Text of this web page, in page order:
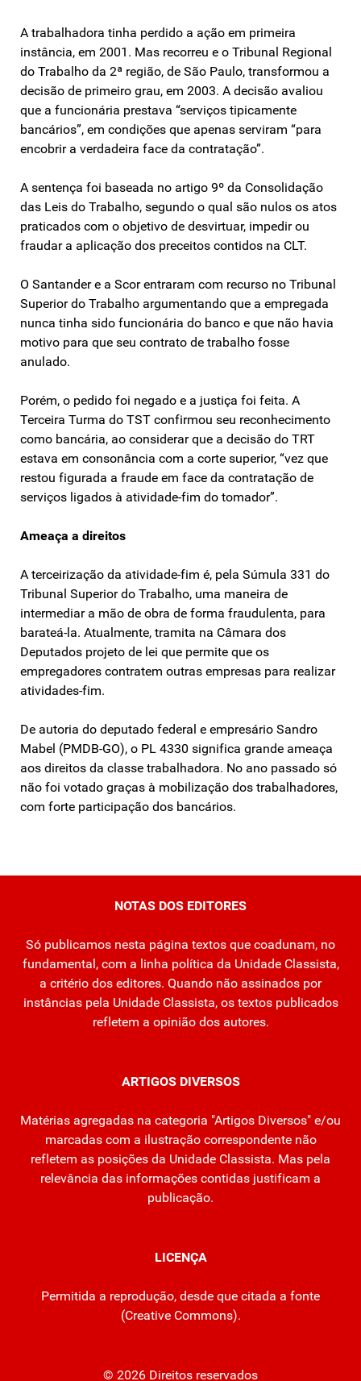
A trabalhadora tinha perdido a ação em primeira
instância, em 2001. Mas recorreu e o Tribunal Regional
do Trabalho da 2ª região, de São Paulo, transformou a
decisão de primeiro grau, em 2003. A decisão avaliou
que a funcionária prestava “serviços tipicamente
bancários”, em condições que apenas serviram “para
encobrir a verdadeira face da contratação”.
A sentença foi baseada no artigo 9º da Consolidação
das Leis do Trabalho, segundo o qual são nulos os atos
praticados com o objetivo de desvirtuar, impedir ou
fraudar a aplicação dos preceitos contidos na CLT.
O Santander e a Scor entraram com recurso no Tribunal
Superior do Trabalho argumentando que a empregada
nunca tinha sido funcionária do banco e que não havia
motivo para que seu contrato de trabalho fosse
anulado.
Porém, o pedido foi negado e a justiça foi feita. A
Terceira Turma do TST confirmou seu reconhecimento
como bancária, ao considerar que a decisão do TRT
estava em consonância com a corte superior, “vez que
restou figurada a fraude em face da contratação de
serviços ligados à atividade-fim do tomador”.
Ameaça a direitos
A terceirização da atividade-fim é, pela Súmula 331 do
Tribunal Superior do Trabalho, uma maneira de
intermediar a mão de obra de forma fraudulenta, para
barateá-la. Atualmente, tramita na Câmara dos
Deputados projeto de lei que permite que os
empregadores contratem outras empresas para realizar
atividades-fim.
De autoria do deputado federal e empresário Sandro
Mabel (PMDB-GO), o PL 4330 significa grande ameaça
aos direitos da classe trabalhadora. No ano passado só
não foi votado graças à mobilização dos trabalhadores,
com forte participação dos bancários.
NOTAS DOS EDITORES
Só publicamos nesta página textos que coadunam, no
fundamental, com a linha política da Unidade Classista,
a critério dos editores. Quando não assinados por
instâncias pela Unidade Classista, os textos publicados
refletem a opinião dos autores.
ARTIGOS DIVERSOS
Matérias agregadas na categoria "Artigos Diversos" e/ou
marcadas com a ilustração correspondente não
refletem as posições da Unidade Classista. Mas pela
relevância das informações contidas justificam a
publicação.
LICENÇA
Permitida a reprodução, desde que citada a fonte
(Creative Commons).
© 2026 Direitos reservados